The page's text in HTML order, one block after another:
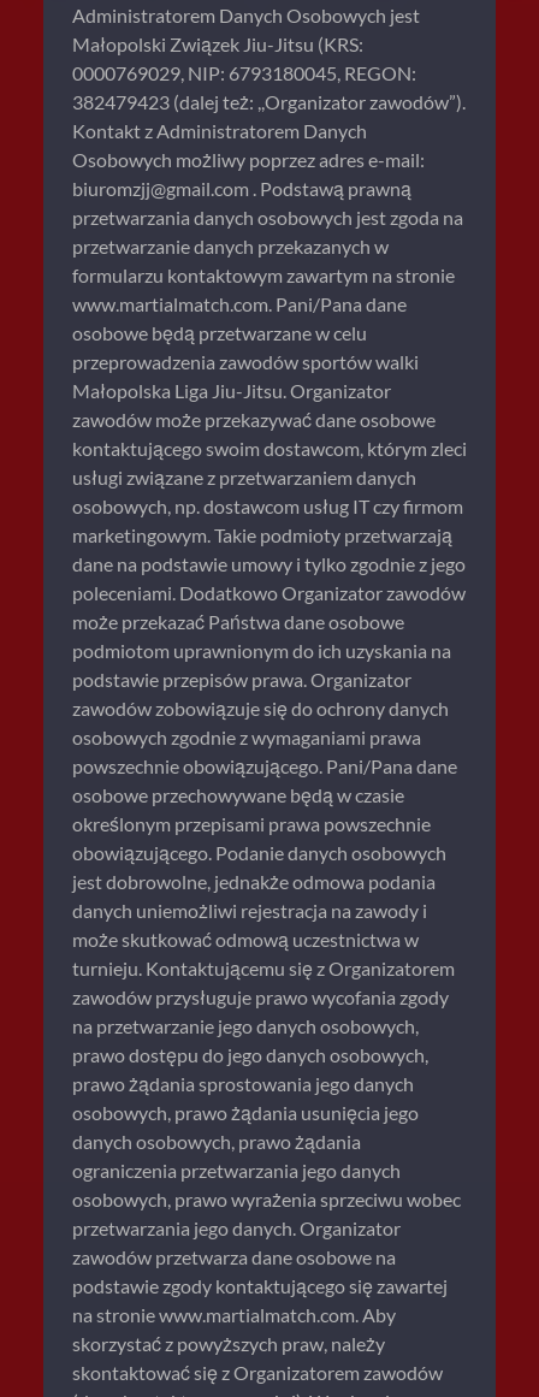
Administratorem Danych Osobowych jest
Małopolski Związek Jiu-Jitsu (KRS:
0000769029, NIP: 6793180045, REGON:
382479423 (dalej też: ,,Organizator zawodów”).
Kontakt z Administratorem Danych
Osobowych możliwy poprzez adres e-mail:
biuromzjj@gmail.com . Podstawą prawną
przetwarzania danych osobowych jest zgoda na
przetwarzanie danych przekazanych w
formularzu kontaktowym zawartym na stronie
www.martialmatch.com. Pani/Pana dane
osobowe będą przetwarzane w celu
przeprowadzenia zawodów sportów walki
Małopolska Liga Jiu-Jitsu. Organizator
zawodów może przekazywać dane osobowe
kontaktującego swoim dostawcom, którym zleci
usługi związane z przetwarzaniem danych
osobowych, np. dostawcom usług IT czy firmom
marketingowym. Takie podmioty przetwarzają
dane na podstawie umowy i tylko zgodnie z jego
poleceniami. Dodatkowo Organizator zawodów
może przekazać Państwa dane osobowe
podmiotom uprawnionym do ich uzyskania na
podstawie przepisów prawa. Organizator
zawodów zobowiązuje się do ochrony danych
osobowych zgodnie z wymaganiami prawa
powszechnie obowiązującego. Pani/Pana dane
osobowe przechowywane będą w czasie
określonym przepisami prawa powszechnie
obowiązującego. Podanie danych osobowych
jest dobrowolne, jednakże odmowa podania
danych uniemożliwi rejestracja na zawody i
może skutkować odmową uczestnictwa w
turnieju. Kontaktującemu się z Organizatorem
zawodów przysługuje prawo wycofania zgody
na przetwarzanie jego danych osobowych,
prawo dostępu do jego danych osobowych,
prawo żądania sprostowania jego danych
osobowych, prawo żądania usunięcia jego
danych osobowych, prawo żądania
ograniczenia przetwarzania jego danych
osobowych, prawo wyrażenia sprzeciwu wobec
przetwarzania jego danych. Organizator
zawodów przetwarza dane osobowe na
podstawie zgody kontaktującego się zawartej
na stronie www.martialmatch.com. Aby
skorzystać z powyższych praw, należy
skontaktować się z Organizatorem zawodów